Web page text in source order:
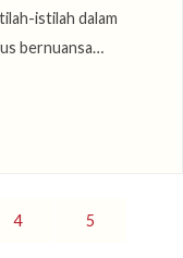
istilah dalam
bernuansa…
4 5